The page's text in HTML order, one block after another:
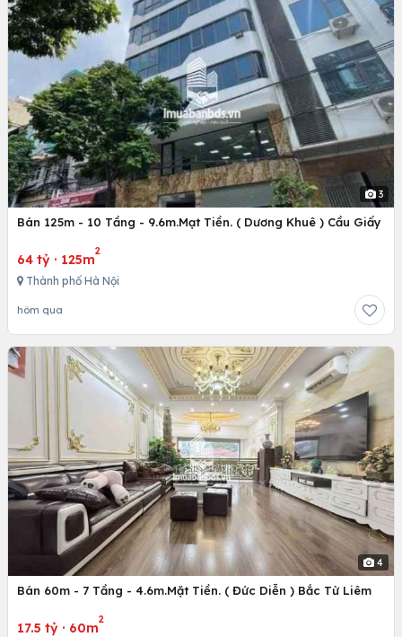
3
Bán 125m - 10 Tầng - 9.6m.Mạt Tiền. ( Dương Khuê ) Cầu Giấy
64 tỷ · 125m
2
Thành phố Hà Nội
hôm qua
4
Bán 60m - 7 Tầng - 4.6m.Mặt Tiền. ( Đức Diễn ) Bắc Từ Liêm
17.5 tỷ · 60m
2